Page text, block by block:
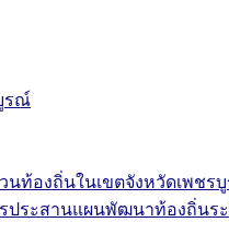
รณ์
ท้องถิ่นในเขตจังหวัดเพชร
ะสานแผนพัฒนาท้องถิ่นระ